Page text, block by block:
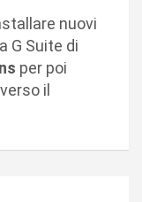
nuovi
G Suite di
per poi
il